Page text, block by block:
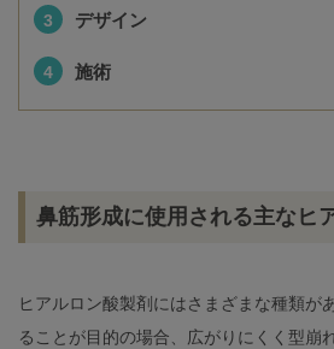
デザイン
施術
鼻筋形成に使用される主なヒ
ヒアルロン酸製剤にはさまざまな種類が
ることが目的の場合、広がりにくく型崩